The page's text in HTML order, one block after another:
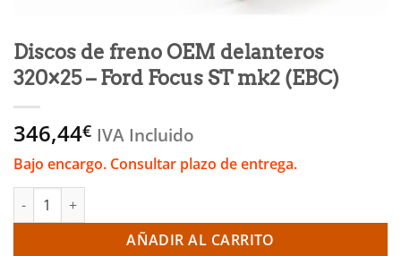
Discos de freno OEM delanteros
320×25 – Ford Focus ST mk2 (EBC)
346,44€ IVA Incluido
Bajo encargo. Consultar plazo de entrega.
Discos de freno OEM delanteros 320x25 - Ford Focus ST mk2
AÑADIR AL CARRITO